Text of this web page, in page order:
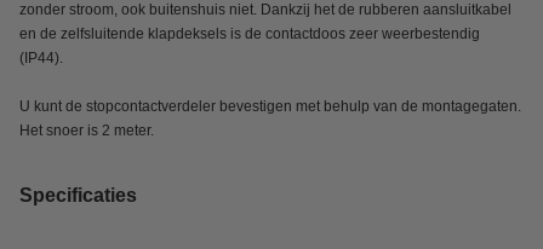
zonder stroom, ook buitenshuis niet. Dankzij het de rubberen aansluitkabel
en de zelfsluitende klapdeksels is de contactdoos zeer weerbestendig
(IP44).
U kunt de stopcontactverdeler bevestigen met behulp van de montagegaten.
Het snoer is 2 meter.
Specificaties